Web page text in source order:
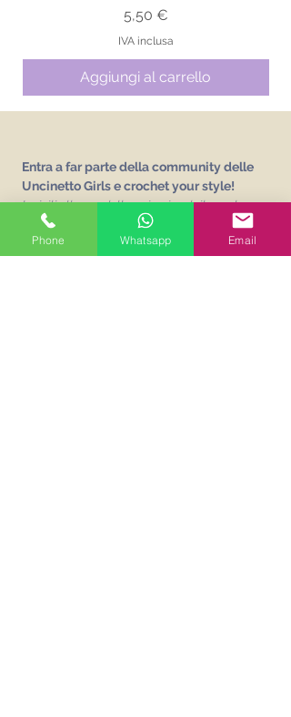
Prezzo
5,50 €
IVA inclusa
Aggiungi al carrello
Entra a far parte della community delle
Uncinetto Girls e crochet your style!
Iscriviti alla newsletter e ricevi gratuitamente
L'abc delle Uncinetto Girls
un vocabolario sui
punti base dell'uncinetto!
Phone Whatsapp Email